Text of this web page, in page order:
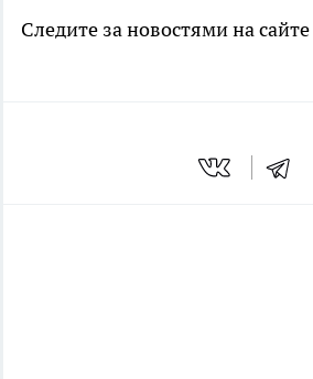
Следите за новостями на сайте